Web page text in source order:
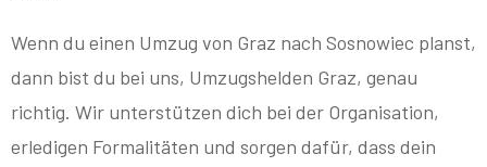
Wenn du einen Umzug von Graz nach Sosnowiec planst,
dann bist du bei uns, Umzugshelden Graz, genau
richtig. Wir unterstützen dich bei der Organisation,
erledigen Formalitäten und sorgen dafür, dass dein